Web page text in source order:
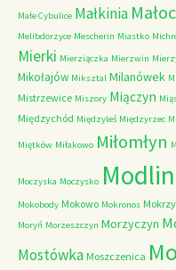
Małe Cybulice Małkinia
Melibdorzyce Mescherin Miastko
Mierki Mierziączka Mierzwin
Mikołajów Miksztal Milanówek
Mistrzewice Miszory Miączyn
Międzychód Międzyleś Międzyrzec
Miętków Miłakowo Miłomłyn
Moczyska Moczysko Modlin
Mokobody Mokowo Mokronos
Moryń Morzeszczyn Morzyczyn
Mostówka Moszczenica